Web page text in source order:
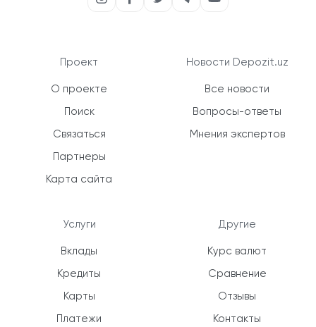
Проект
О проекте
Поиск
Связаться
Партнеры
Карта сайта
Услуги
Вклады
Кредиты
Карты
Платежи
Новости Depozit.uz
Все новости
Вопросы-ответы
Мнения экспертов
Другие
Курс валют
Сравнение
Отзывы
Контакты